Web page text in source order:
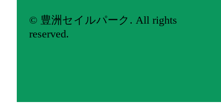
© 豊洲セイルパーク. All rights
reserved.